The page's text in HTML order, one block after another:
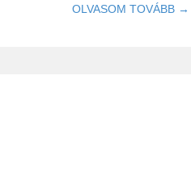
OLVASOM TOVÁBB →